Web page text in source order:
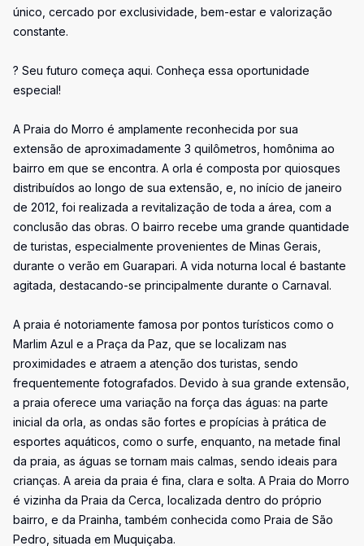
único, cercado por exclusividade, bem-estar e valorização
constante.
? Seu futuro começa aqui. Conheça essa oportunidade
especial!
A Praia do Morro é amplamente reconhecida por sua
extensão de aproximadamente 3 quilômetros, homônima ao
bairro em que se encontra. A orla é composta por quiosques
distribuídos ao longo de sua extensão, e, no início de janeiro
de 2012, foi realizada a revitalização de toda a área, com a
conclusão das obras. O bairro recebe uma grande quantidade
de turistas, especialmente provenientes de Minas Gerais,
durante o verão em Guarapari. A vida noturna local é bastante
agitada, destacando-se principalmente durante o Carnaval.
A praia é notoriamente famosa por pontos turísticos como o
Marlim Azul e a Praça da Paz, que se localizam nas
proximidades e atraem a atenção dos turistas, sendo
frequentemente fotografados. Devido à sua grande extensão,
a praia oferece uma variação na força das águas: na parte
inicial da orla, as ondas são fortes e propícias à prática de
esportes aquáticos, como o surfe, enquanto, na metade final
da praia, as águas se tornam mais calmas, sendo ideais para
crianças. A areia da praia é fina, clara e solta. A Praia do Morro
é vizinha da Praia da Cerca, localizada dentro do próprio
bairro, e da Prainha, também conhecida como Praia de São
Pedro, situada em Muquiçaba.